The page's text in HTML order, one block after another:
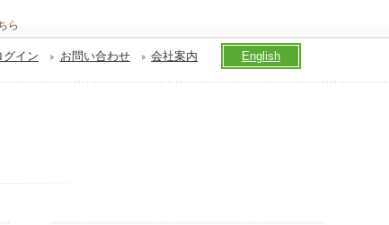
ら
グイン お問い合わせ 会社案内 English